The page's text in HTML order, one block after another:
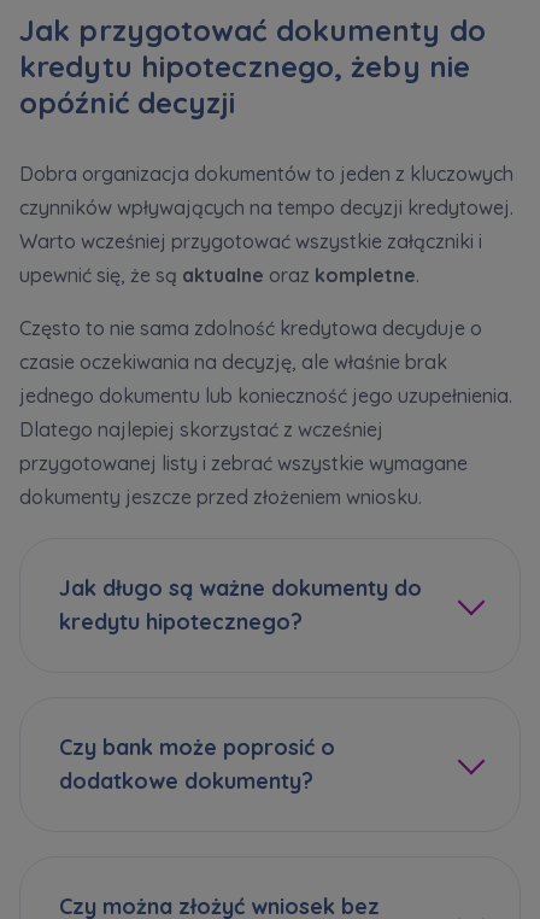
Jak przygotować dokumenty do
kredytu hipotecznego, żeby nie
opóźnić decyzji
Dobra organizacja dokumentów to jeden z kluczowych
czynników wpływających na tempo decyzji kredytowej.
Warto wcześniej przygotować wszystkie załączniki i
upewnić się, że są aktualne oraz kompletne.
Często to nie sama zdolność kredytowa decyduje o
czasie oczekiwania na decyzję, ale właśnie brak
jednego dokumentu lub konieczność jego uzupełnienia.
Dlatego najlepiej skorzystać z wcześniej
przygotowanej listy i zebrać wszystkie wymagane
dokumenty jeszcze przed złożeniem wniosku.
Jak długo są ważne dokumenty do
kredytu hipotecznego?
Czy bank może poprosić o
dodatkowe dokumenty?
Czy można złożyć wniosek bez